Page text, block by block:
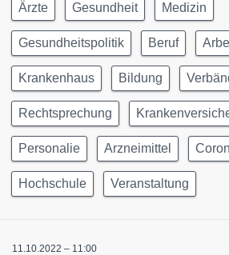
Ärzte Gesundheit Medizin
Gesundheitspolitik Beruf
Krankenhaus Bildung
Rechtsprechung
Personalie Arzneimittel
Hochschule Veranstaltung
11.10.2022 – 11:00